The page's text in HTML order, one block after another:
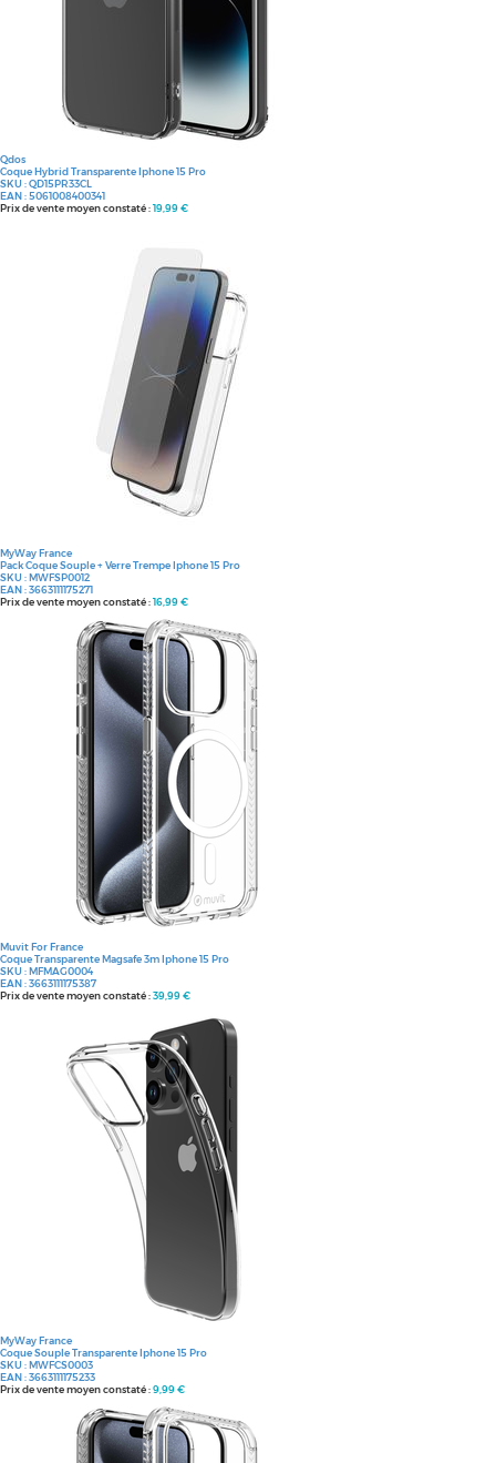
Qdos
Coque Hybrid Transparente Iphone 15 Pro
SKU :QD15PR33CL
EAN :5061008400341
Prix de vente moyen constaté :19,99 €
MyWay France
Pack Coque Souple + Verre Trempe Iphone 15 Pro
SKU :MWFSP0012
EAN :3663111175271
Prix de vente moyen constaté :16,99 €
Muvit For France
Coque Transparente Magsafe 3m Iphone 15 Pro
SKU :MFMAG0004
EAN :3663111175387
Prix de vente moyen constaté :39,99 €
MyWay France
Coque Souple Transparente Iphone 15 Pro
SKU :MWFCS0003
EAN :3663111175233
Prix de vente moyen constaté :9,99 €